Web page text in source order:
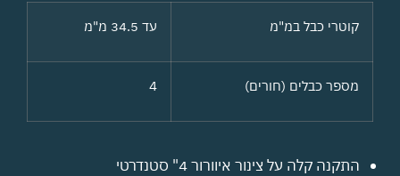
קוטרי כבל במ"מ עד 34.5 מ"מ
מספר כבלים (חורים) 4
התקנה קלה על צינור איוורור 4" סטנדרטי